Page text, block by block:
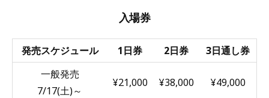
入場券
発売スケジュール 1日券 2日券
3日通し券
一般発売
7/17(土)～
¥21,000 ¥38,000 ¥49,000